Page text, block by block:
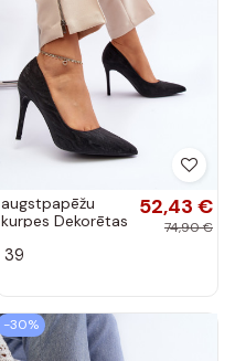
augstpapēžu
kurpes Dekorētas
krāsas Klonisa
52,43 €
74,90 €
39
-30%